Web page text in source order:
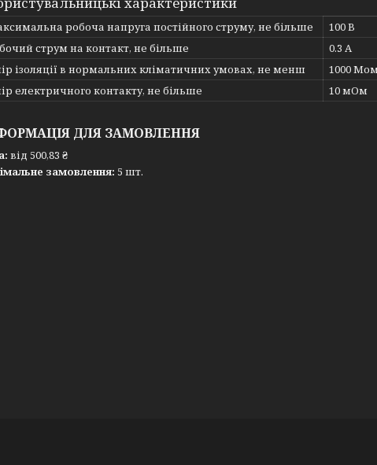
робоча напруга постійного струму, не більше
100 В
струм на контакт, не більше
0.3 А
ізоляції в нормальних кліматичних умовах, не менш
1000 Мом
електричного контакту, не більше
10 мОм
ДЛЯ ЗАМОВЛЕННЯ
від 500,83 ₴
замовлення: 5 шт.